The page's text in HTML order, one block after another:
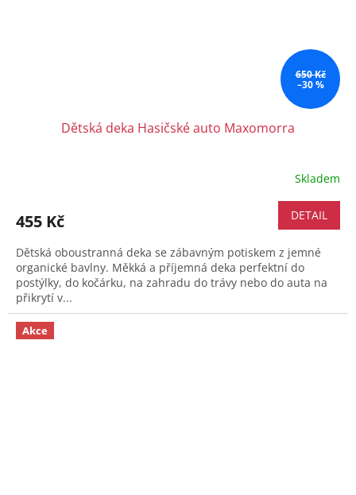
650 Kč
–30 %
Dětská deka Hasičské auto Maxomorra
Skladem
455 Kč DETAIL
Dětská oboustranná deka se zábavným potiskem z jemné
organické bavlny. Měkká a příjemná deka perfektní do
postýlky, do kočárku, na zahradu do trávy nebo do auta na
přikrytí v...
Akce